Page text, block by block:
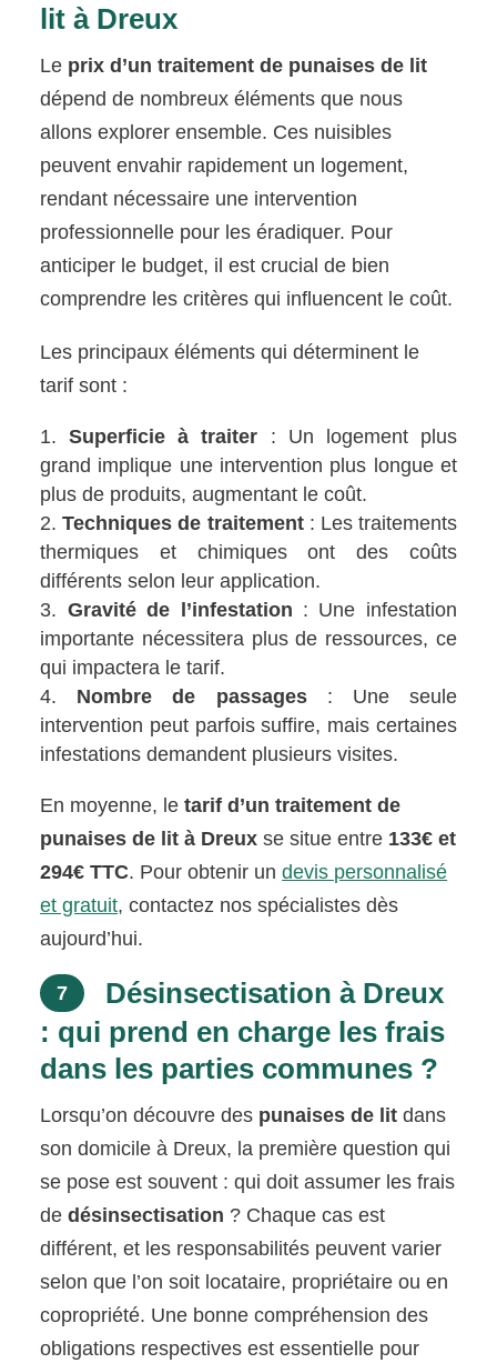
lit à Dreux
Le prix d’un traitement de punaises de lit
dépend de nombreux éléments que nous
allons explorer ensemble. Ces nuisibles
peuvent envahir rapidement un logement,
rendant nécessaire une intervention
professionnelle pour les éradiquer. Pour
anticiper le budget, il est crucial de bien
comprendre les critères qui influencent le coût.
Les principaux éléments qui déterminent le
tarif sont :
Superficie à traiter : Un logement plus
grand implique une intervention plus longue et
plus de produits, augmentant le coût.
Techniques de traitement: Les traitements
thermiques et chimiques ont des coûts
différents selon leur application.
Gravité de l’infestation : Une infestation
importante nécessitera plus de ressources, ce
qui impactera le tarif.
Nombre de passages: Une seule
intervention peut parfois suffire, mais certaines
infestations demandent plusieurs visites.
En moyenne, letarif d’un traitement de
punaises de lit à Dreux se situe entre 133€ et
294€ TTC. Pour obtenir undevis personnalisé
et gratuit, contactez nos spécialistes dès
aujourd’hui.
7
Désinsectisation à Dreux
: qui prend en charge les frais
dans les parties communes ?
Lorsqu’on découvre des punaises de lit dans
son domicile à Dreux, la première question qui
se pose est souvent : qui doit assumer les frais
dedésinsectisation ? Chaque cas est
différent, et les responsabilités peuvent varier
selon que l’on soit locataire, propriétaire ou en
copropriété. Une bonne compréhension des
obligations respectives est essentielle pour